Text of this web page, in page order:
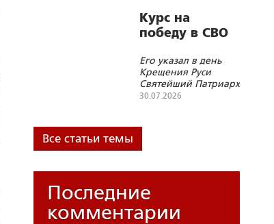
современные
геополитические
вызовы»
Курс на
победу в СВО
Его указал в день
Крещения Руси
Святейший Патриарх
Кирилл
30.07.2026
Все статьи темы
Последние
комментарии